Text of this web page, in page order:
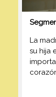
La
su hija